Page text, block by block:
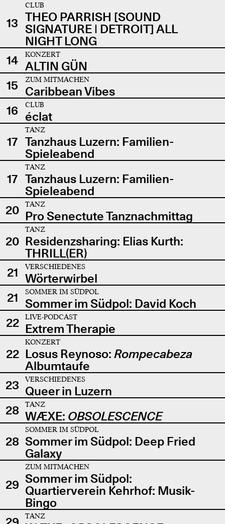
13
CLUB
THEO PARRISH [SOUND
SIGNATURE | DETROIT] ALL
NIGHT LONG
14
KONZERT
ALTIN GÜN
15
ZUM MITMACHEN
Caribbean Vibes
16
CLUB
éclat
17
TANZ
Tanzhaus Luzern: Familien-
Spieleabend
17
TANZ
Tanzhaus Luzern: Familien-
Spieleabend
20
TANZ
Pro Senectute Tanznachmittag
20
TANZ
Residenzsharing: Elias Kurth:
THRILL(ER)
21
VERSCHIEDENES
Wörterwirbel
21
SOMMER IM SÜDPOL
Sommer im Südpol: David Koch
22
LIVE-PODCAST
Extrem Therapie
22
KONZERT
Losus Reynoso: Rompecabeza
Albumtaufe
23
VERSCHIEDENES
Queer in Luzern
28
TANZ
WÆXE: OBSOLESCENCE
28
SOMMER IM SÜDPOL
Sommer im Südpol: Deep Fried
Galaxy
29
ZUM MITMACHEN
Sommer im Südpol:
Quartierverein Kehrhof: Musik-
Bingo
TANZ